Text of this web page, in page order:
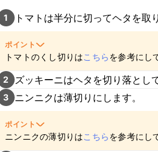
1 トマトは半分に切ってヘタを取
ポイント
トマトのくし切りはこちらを参考にし
2 ズッキーニはヘタを切り落とし
3 ニンニクは薄切りにします。
ポイント
ニンニクの薄切りはこちらを参考にし